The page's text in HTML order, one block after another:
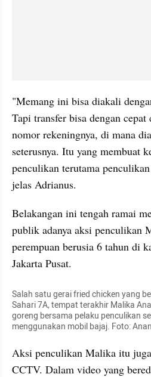
"Memang ini bisa diakali
Tapi transfer bisa dengan
nomor rekeningnya, di mana
seterusnya. Itu yang membuat
penculikan terutama
jelas Adrianus.
Belakangan ini tengah ramai
publik adanya aksi penculikan
perempuan berusia 6 tahun di
Jakarta Pusat.
Salah satu gerai fried chicken yang
Sahari 7A, tempat terakhir Malika
goreng bersama pelaku penculikan
menggunakan mobil bajaj. Foto:
Aksi penculikan Malika itu
CCTV. Dalam video yang